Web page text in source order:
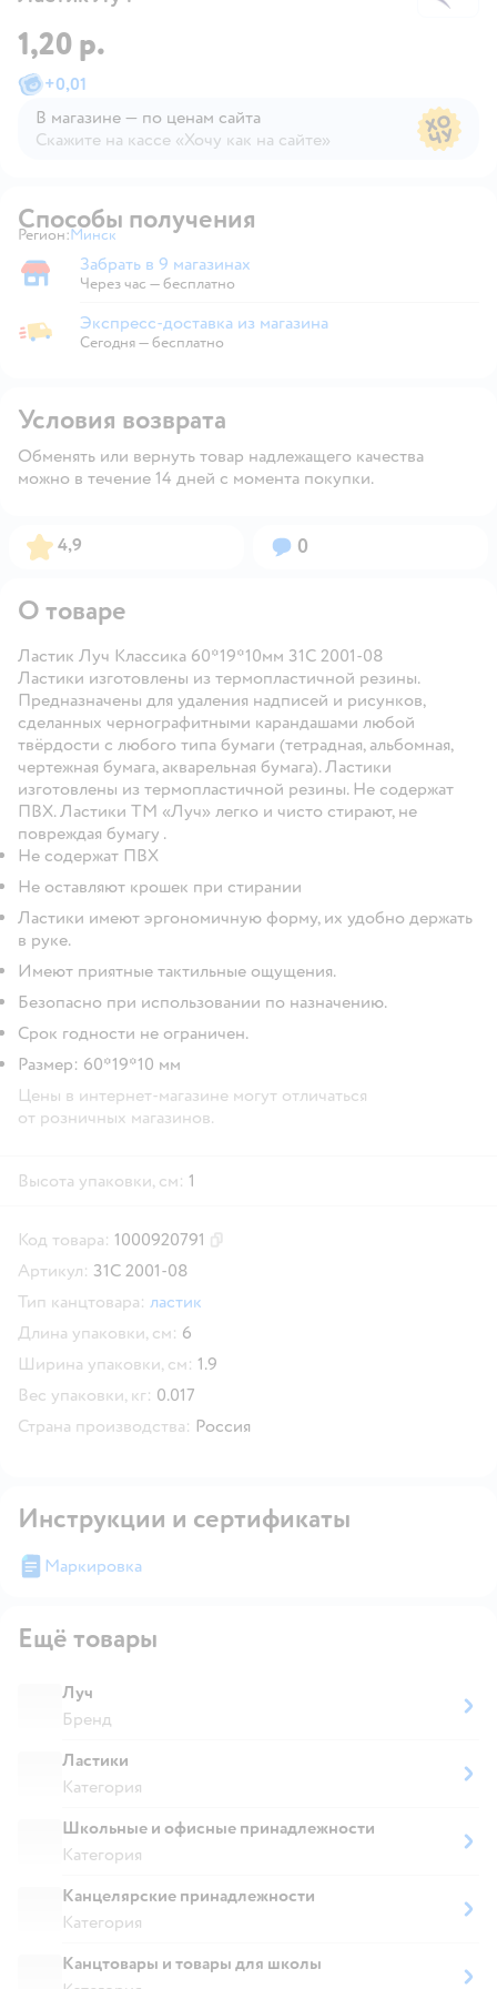
1,20 р.
+0,01
В магазине — по ценам сайта
Скажите на кассе «Хочу как на сайте»
Способы получения
Регион: Выбор адреса доставки.
Минск
Забрать в магазине
Забрать в 9 магазинах
Через час — бесплатно
Экспресс-доставка из магазина
Экспресс-доставка из магазина
Сегодня—бесплатно
Условия возврата
Обменять или вернуть товар надлежащего качества
можно в течение 14 дней с момента покупки.
Рейтинг:
4,9 Вопросов:
0
О товаре
Ластик Луч Классика 60*19*10мм 31С 2001-08
Ластики изготовлены из термопластичной резины.
Предназначены для удаления надписей и рисунков,
сделанных чернографитными карандашами любой
твёрдости с любого типа бумаги (тетрадная, альбомная,
чертежная бумага, акварельная бумага). Ластики
изготовлены из термопластичной резины. Не содержат
ПВХ. Ластики ТМ «Луч» легко и чисто стирают, не
повреждая бумагу .
Не содержат ПВХ
Не оставляют крошек при стирании
Ластики имеют эргономичную форму, их удобно держать
в руке.
Имеют приятные тактильные ощущения.
Безопасно при использовании по назначению.
Срок годности не ограничен.
Размер: 60*19*10 мм
Цены в интернет-магазине могут отличаться
от розничных магазинов.
Высота упаковки, см: 1
Код товара: 1000920791
Артикул: 31С 2001-08
Тип канцтовара: ластик
Длина упаковки, см: 6
Ширина упаковки, см: 1.9
Вес упаковки, кг: 0.017
Страна производства: Россия
Инструкции и сертификаты
Маркировка
Ещё товары
Луч
Бренд
Ластики
Категория
Школьные и офисные принадлежности
Категория
Канцелярские принадлежности
Категория
Канцтовары и товары для школы